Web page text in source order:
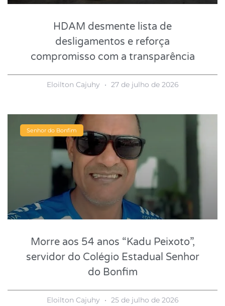
HDAM desmente lista de
desligamentos e reforça
compromisso com a transparência
Eloilton Cajuhy 27 de julho de 2026
Senhor do Bonfim
Morre aos 54 anos “Kadu Peixoto”,
servidor do Colégio Estadual Senhor
do Bonfim
Eloilton Cajuhy 25 de julho de 2026